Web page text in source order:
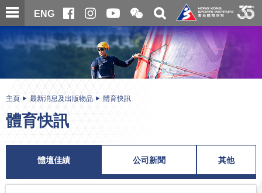
跳
至
內
ENG
開
合
微
信
二
維
碼
關
搜
尋
内
主頁 最新消息及出版物品 體育快訊
體育快訊
體壇佳績 公司新聞 其他